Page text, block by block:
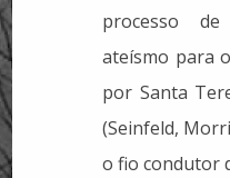
processo
ateísmo para
por Santa
(Seinfeld,
o fio condutor